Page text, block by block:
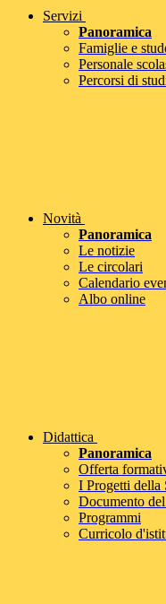
Servizi
Panoramica
Famiglie e
Personale
Percorsi di
Novità
Panoramica
Le notizie
Le circolari
Calendario
Albo online
Didattica
Panoramica
Offerta
I Progetti della
Documento
Programmi
Curricolo